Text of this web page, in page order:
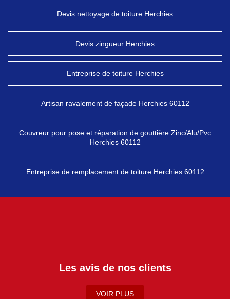
Devis nettoyage de toiture Herchies
Devis zingueur Herchies
Entreprise de toiture Herchies
Artisan ravalement de façade Herchies 60112
Couvreur pour pose et réparation de gouttière Zinc/Alu/Pvc
Herchies 60112
Entreprise de remplacement de toiture Herchies 60112
Les avis de nos clients
VOIR PLUS